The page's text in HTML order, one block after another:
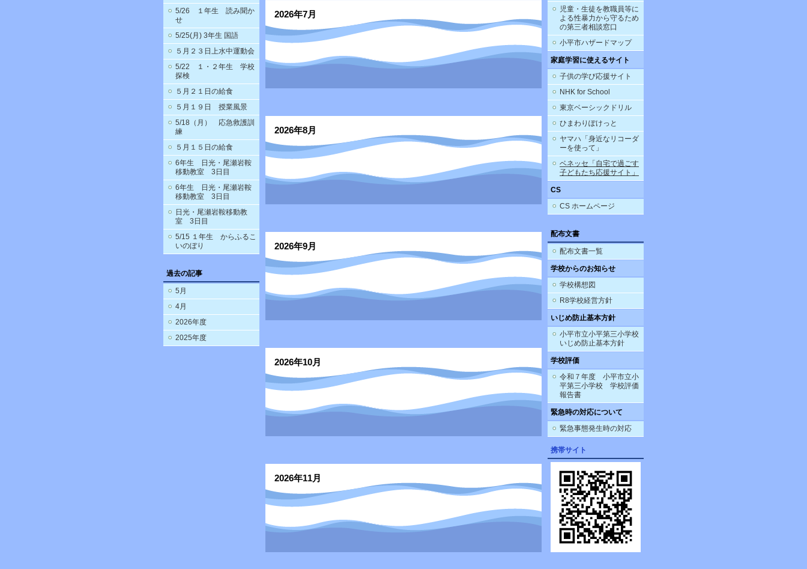
5/26 １年生 読み聞か
せ
5/25(月) 3年生 国語
５月２３日上水中運動会
5/22 １・２年生 学校
探検
５月２１日の給食
５月１９日 授業風景
5/18（月） 応急救護訓
練
５月１５日の給食
6年生 日光・尾瀬岩鞍
移動教室 3日目
6年生 日光・尾瀬岩鞍
移動教室 3日目
日光・尾瀬岩鞍移動教
室 3日目
5/15 １年生 からふるこ
いのぼり
過去の記事
5月
4月
2026年度
2025年度
2026年7月
2026年8月
2026年9月
2026年10月
2026年11月
児童・生徒を教職員等に
よる性暴力から守るため
の第三者相談窓口
小平市ハザードマップ
家庭学習に使えるサイト
子供の学び応援サイト
NHK for School
東京ベーシックドリル
ひまわりぽけっと
ヤマハ「身近なリコーダ
ーを使って」
ベネッセ「自宅で過ごす
子どもたち応援サイト」
CS
CS ホームページ
配布文書
配布文書一覧
学校からのお知らせ
学校構想図
R8学校経営方針
いじめ防止基本方針
小平市立小平第三小学校
いじめ防止基本方針
学校評価
令和７年度 小平市立小
平第三小学校 学校評価
報告書
緊急時の対応について
緊急事態発生時の対応
携帯サイト